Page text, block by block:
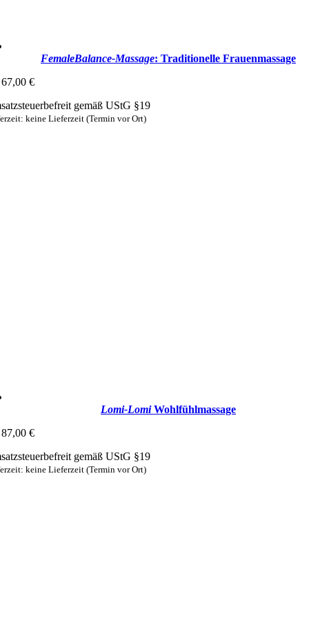
FemaleBalance-Massage: Traditionelle Frauenmassage
67,00 €
gemäß UStG §19
keine Lieferzeit (Termin vor Ort)
Lomi-LomiWohlfühlmassage
87,00 €
gemäß UStG §19
keine Lieferzeit (Termin vor Ort)